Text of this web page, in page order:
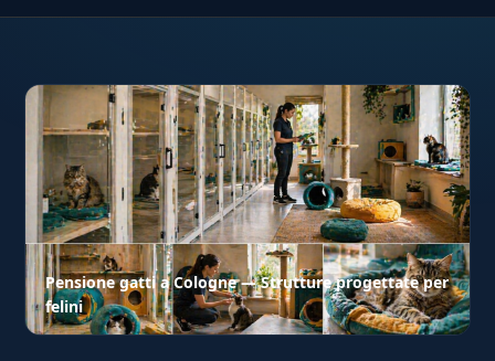
Pensione gatti a Cologne — Strutture progettate per
felini